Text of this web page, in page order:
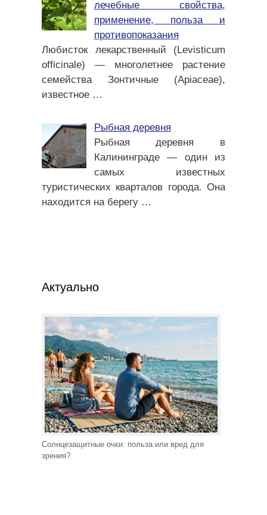
лечебные свойства,
применение, польза и
противопоказания
Любисток лекарственный (Levisticum
officinale) — многолетнее растение
семейства Зонтичные (Apiaceae),
известное …
Рыбная деревня
Рыбная деревня в
Калининграде — один из
самых известных
туристических кварталов города. Она
находится на берегу …
Актуально
Солнцезащитные очки: польза или вред для
зрения?